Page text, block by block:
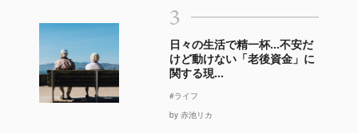
3
日々の生活で精一杯…不安だ
けど動けない「老後資金」に
関する現...
#ライフ
by 赤池リカ